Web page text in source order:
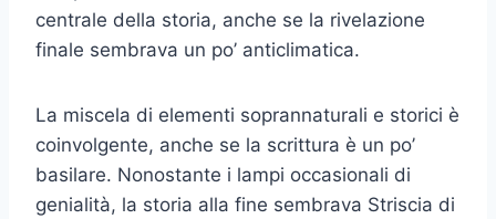
centrale della storia, anche se la rivelazione
finale sembrava un po’ anticlimatica.
La miscela di elementi soprannaturali e storici è
coinvolgente, anche se la scrittura è un po’
basilare. Nonostante i lampi occasionali di
genialità, la storia alla fine sembrava Striscia di